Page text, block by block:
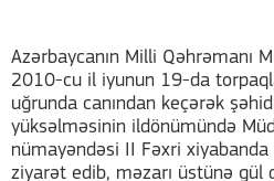
Azərbaycanın Milli Qəhrəmanı
2010-cu il iyunun 19-da
uğrunda canından keçərək
yüksəlməsinin ildönümündə
nümayəndəsi II Fəxri
ziyarət edib, məzarı üstünə gül